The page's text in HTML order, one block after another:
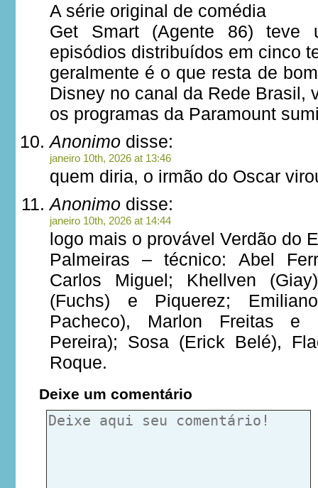
A série original de comédia
Get Smart (Agente 86) teve
episódios distribuídos em cinco
geralmente é o que resta de
Disney no canal da Rede Brasil,
os programas da Paramount
Anonimo disse:
janeiro 10th, 2026 at 13:46
quem diria, o irmão do Oscar
Anonimo disse:
janeiro 10th, 2026 at 14:44
logo mais o provável Verdão do
Palmeiras – técnico: Abel
Carlos Miguel; Khellven
(Fuchs) e Piquerez;
Pacheco), Marlon Freitas e
Pereira); Sosa (Erick Belé),
Roque.
Deixe um comentário